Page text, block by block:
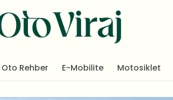
Oto Rehber E-Mobilite Motosiklet